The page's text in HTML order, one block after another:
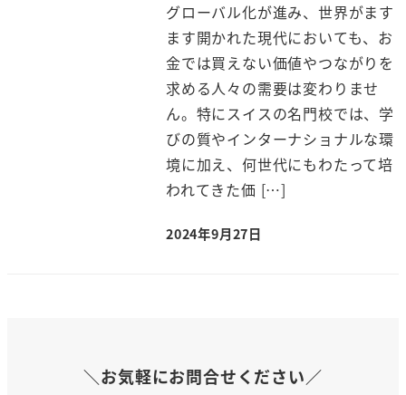
グローバル化が進み、世界がます
ます開かれた現代においても、お
金では買えない価値やつながりを
求める人々の需要は変わりませ
ん。特にスイスの名門校では、学
びの質やインターナショナルな環
境に加え、何世代にもわたって培
われてきた価 […]
2024年9月27日
＼お気軽にお問合せください／